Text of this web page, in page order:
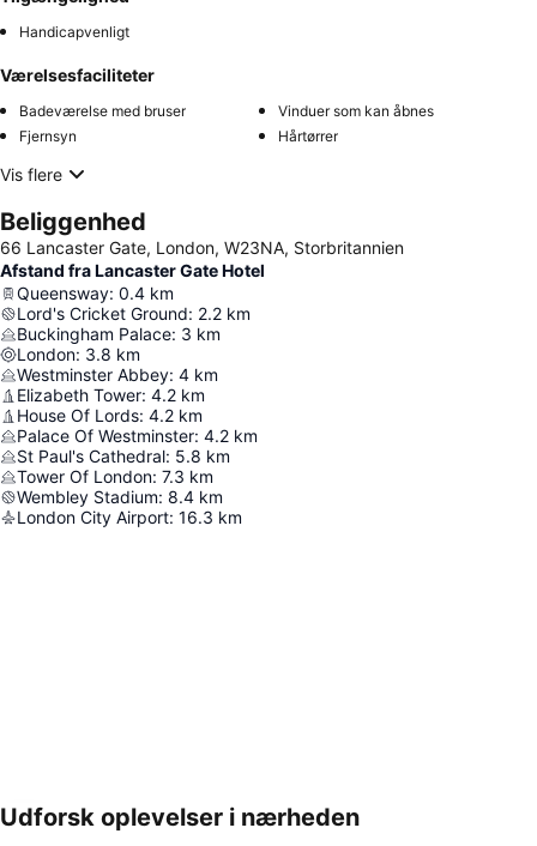
Handicapvenligt
Værelsesfaciliteter
Badeværelse med bruser
Vinduer som kan åbnes
Fjernsyn
Hårtørrer
Vis flere
Beliggenhed
66 Lancaster Gate, London, W23NA, Storbritannien
Afstand fra Lancaster Gate Hotel
Queensway: 0.4 km
Lord's Cricket Ground: 2.2 km
Buckingham Palace: 3 km
London: 3.8 km
Westminster Abbey: 4 km
Elizabeth Tower: 4.2 km
House Of Lords: 4.2 km
Palace Of Westminster: 4.2 km
St Paul's Cathedral: 5.8 km
Tower Of London: 7.3 km
Wembley Stadium: 8.4 km
London City Airport: 16.3 km
Udvid kort
Udforsk oplevelser i nærheden